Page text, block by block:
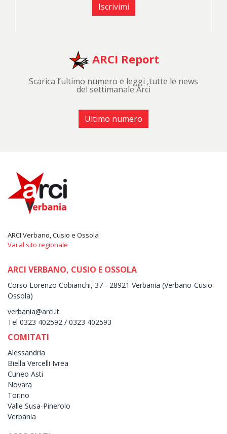
Iscrivimi
ARCI Report
Scarica l’ultimo numero e leggi ,tutte le news
del settimanale Arci
Ultimo numero
ARCI Verbano, Cusio e Ossola
Vai al sito regionale
ARCI VERBANO, CUSIO E OSSOLA
Corso Lorenzo Cobianchi, 37 - 28921 Verbania (Verbano-Cusio-
Ossola)
verbania@arci.it
Tel 0323 402592 / 0323 402593
COMITATI
Alessandria
Biella Vercelli Ivrea
Cuneo Asti
Novara
Torino
Valle Susa-Pinerolo
Verbania